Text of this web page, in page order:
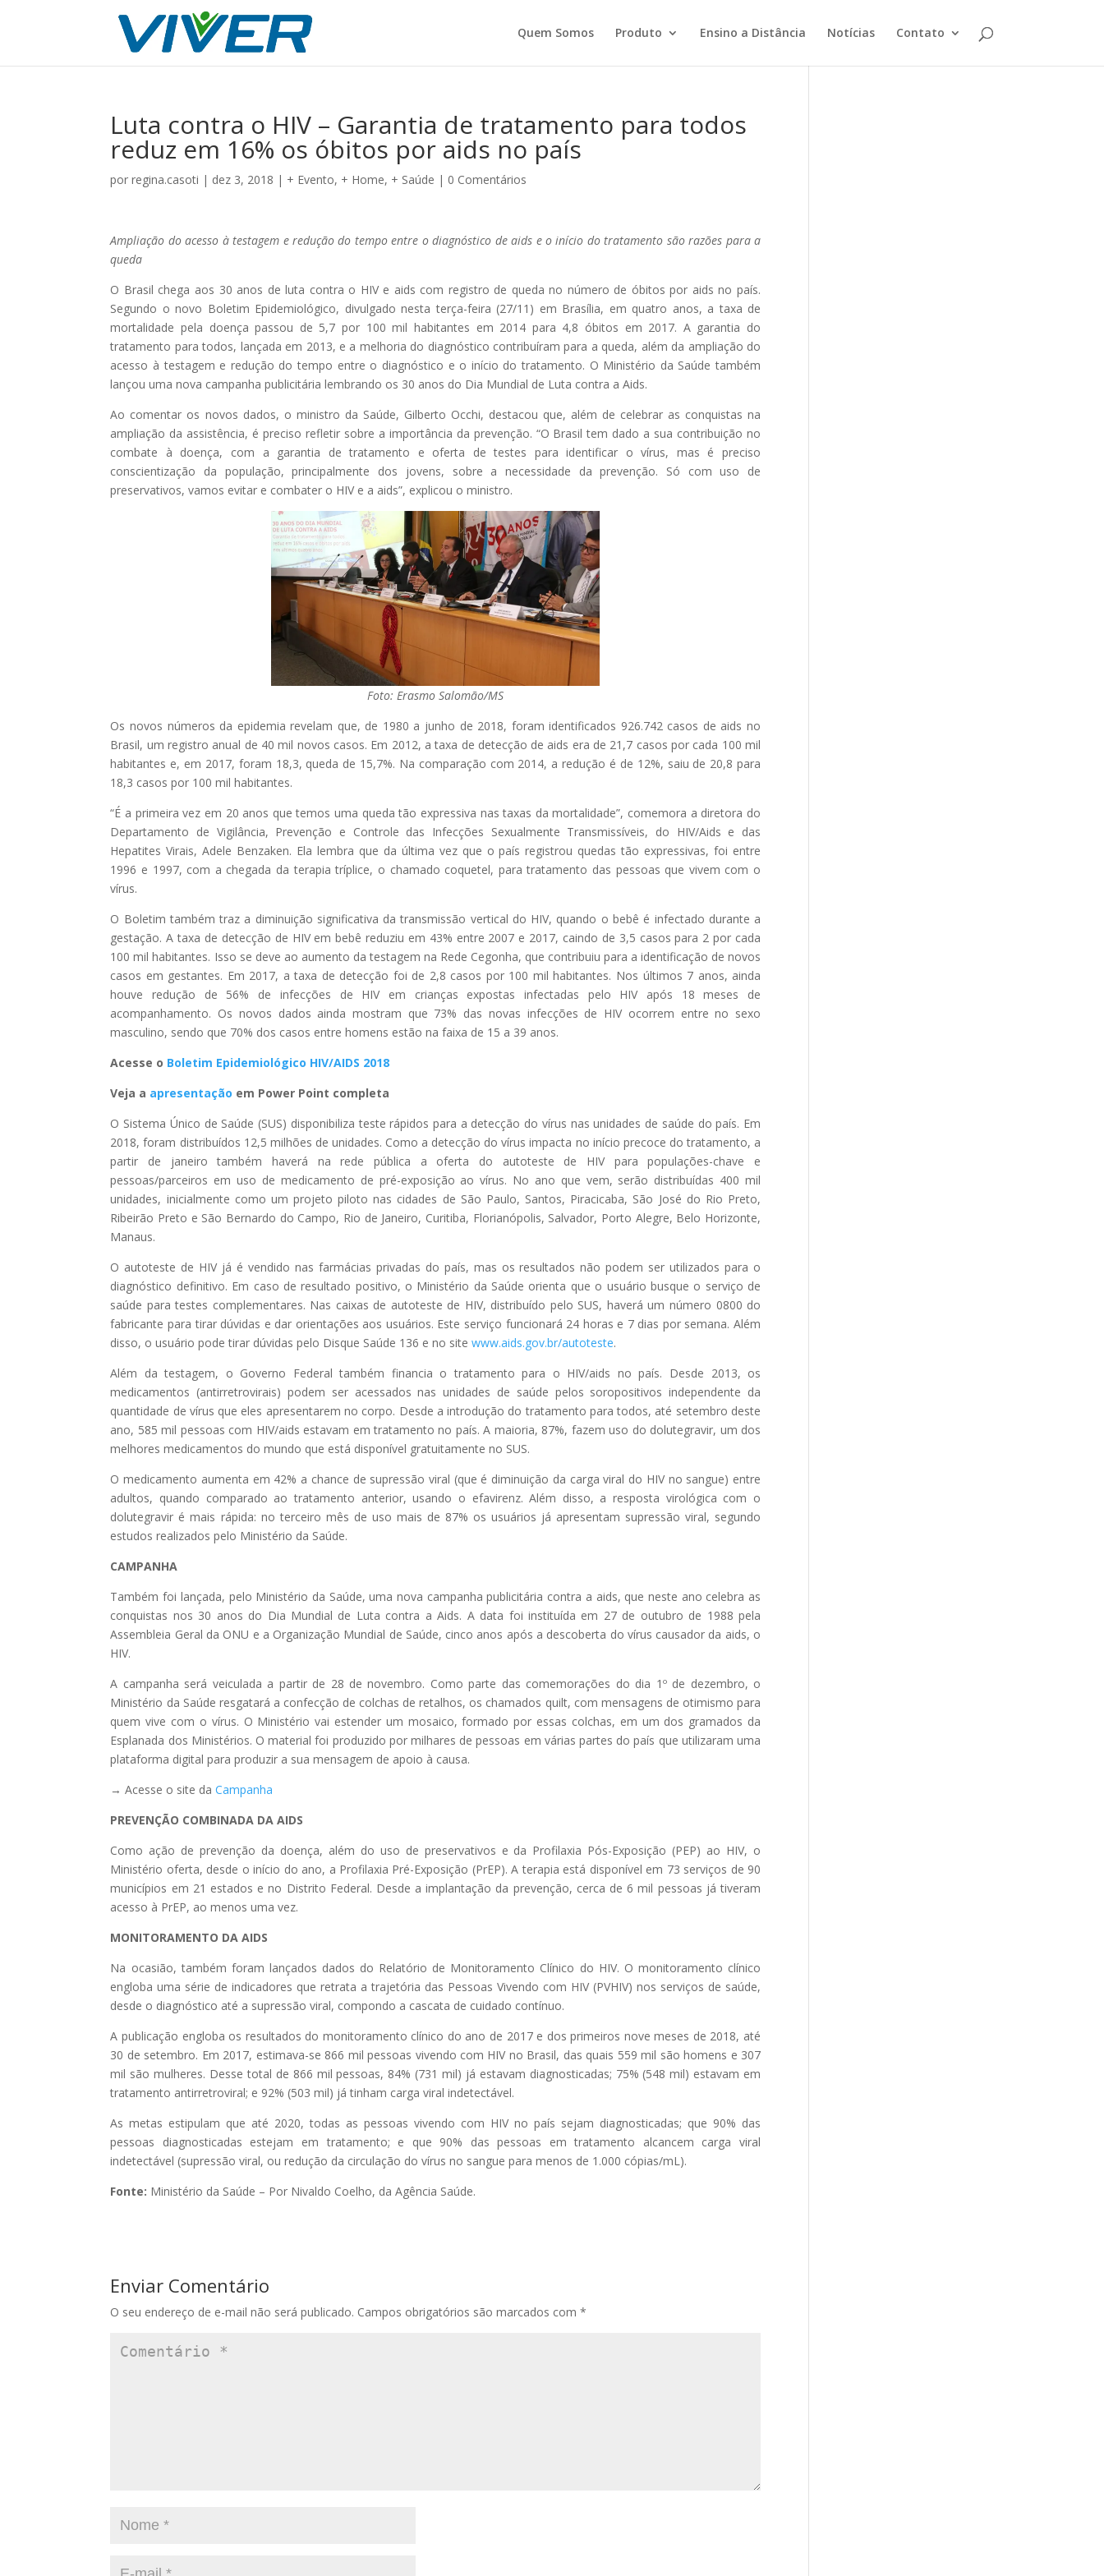
Quem Somos Produto Ensino a Distância Notícias Contato
Luta contra o HIV – Garantia de tratamento para todos
reduz em 16% os óbitos por aids no país
porregina.casoti | dez 3, 2018 | + Evento, + Home, + Saúde | 0 Comentários
Ampliação do acesso à testagem e redução do tempo entre o diagnóstico de aids e o início do tratamento são razões para a
queda
O Brasil chega aos 30 anos de luta contra o HIV e aids com registro de queda no número de óbitos por aids no país.
Segundo o novo Boletim Epidemiológico, divulgado nesta terça-feira (27/11) em Brasília, em quatro anos, a taxa de
mortalidade pela doença passou de 5,7 por 100 mil habitantes em 2014 para 4,8 óbitos em 2017. A garantia do
tratamento para todos, lançada em 2013, e a melhoria do diagnóstico contribuíram para a queda, além da ampliação do
acesso à testagem e redução do tempo entre o diagnóstico e o início do tratamento. O Ministério da Saúde também
lançou uma nova campanha publicitária lembrando os 30 anos do Dia Mundial de Luta contra a Aids.
Ao comentar os novos dados, o ministro da Saúde, Gilberto Occhi, destacou que, além de celebrar as conquistas na
ampliação da assistência, é preciso refletir sobre a importância da prevenção. “O Brasil tem dado a sua contribuição no
combate à doença, com a garantia de tratamento e oferta de testes para identificar o vírus, mas é preciso
conscientização da população, principalmente dos jovens, sobre a necessidade da prevenção. Só com uso de
preservativos, vamos evitar e combater o HIV e a aids”, explicou o ministro.
Foto: Erasmo Salomão/MS
Os novos números da epidemia revelam que, de 1980 a junho de 2018, foram identificados 926.742 casos de aids no
Brasil, um registro anual de 40 mil novos casos. Em 2012, a taxa de detecção de aids era de 21,7 casos por cada 100 mil
habitantes e, em 2017, foram 18,3, queda de 15,7%. Na comparação com 2014, a redução é de 12%, saiu de 20,8 para
18,3 casos por 100 mil habitantes.
“É a primeira vez em 20 anos que temos uma queda tão expressiva nas taxas da mortalidade”, comemora a diretora do
Departamento de Vigilância, Prevenção e Controle das Infecções Sexualmente Transmissíveis, do HIV/Aids e das
Hepatites Virais, Adele Benzaken. Ela lembra que da última vez que o país registrou quedas tão expressivas, foi entre
1996 e 1997, com a chegada da terapia tríplice, o chamado coquetel, para tratamento das pessoas que vivem com o
vírus.
O Boletim também traz a diminuição significativa da transmissão vertical do HIV, quando o bebê é infectado durante a
gestação. A taxa de detecção de HIV em bebê reduziu em 43% entre 2007 e 2017, caindo de 3,5 casos para 2 por cada
100 mil habitantes. Isso se deve ao aumento da testagem na Rede Cegonha, que contribuiu para a identificação de novos
casos em gestantes. Em 2017, a taxa de detecção foi de 2,8 casos por 100 mil habitantes. Nos últimos 7 anos, ainda
houve redução de 56% de infecções de HIV em crianças expostas infectadas pelo HIV após 18 meses de
acompanhamento. Os novos dados ainda mostram que 73% das novas infecções de HIV ocorrem entre no sexo
masculino, sendo que 70% dos casos entre homens estão na faixa de 15 a 39 anos.
Acesse o Boletim Epidemiológico HIV/AIDS 2018
Veja a apresentação em Power Point completa
O Sistema Único de Saúde (SUS) disponibiliza teste rápidos para a detecção do vírus nas unidades de saúde do país. Em
2018, foram distribuídos 12,5 milhões de unidades. Como a detecção do vírus impacta no início precoce do tratamento, a
partir de janeiro também haverá na rede pública a oferta do autoteste de HIV para populações-chave e
pessoas/parceiros em uso de medicamento de pré-exposição ao vírus. No ano que vem, serão distribuídas 400 mil
unidades, inicialmente como um projeto piloto nas cidades de São Paulo, Santos, Piracicaba, São José do Rio Preto,
Ribeirão Preto e São Bernardo do Campo, Rio de Janeiro, Curitiba, Florianópolis, Salvador, Porto Alegre, Belo Horizonte,
Manaus.
O autoteste de HIV já é vendido nas farmácias privadas do país, mas os resultados não podem ser utilizados para o
diagnóstico definitivo. Em caso de resultado positivo, o Ministério da Saúde orienta que o usuário busque o serviço de
saúde para testes complementares. Nas caixas de autoteste de HIV, distribuído pelo SUS, haverá um número 0800 do
fabricante para tirar dúvidas e dar orientações aos usuários. Este serviço funcionará 24 horas e 7 dias por semana. Além
disso, o usuário pode tirar dúvidas pelo Disque Saúde 136 e no sitewww.aids.gov.br/autoteste.
Além da testagem, o Governo Federal também financia o tratamento para o HIV/aids no país. Desde 2013, os
medicamentos (antirretrovirais) podem ser acessados nas unidades de saúde pelos soropositivos independente da
quantidade de vírus que eles apresentarem no corpo. Desde a introdução do tratamento para todos, até setembro deste
ano, 585 mil pessoas com HIV/aids estavam em tratamento no país. A maioria, 87%, fazem uso do dolutegravir, um dos
melhores medicamentos do mundo que está disponível gratuitamente no SUS.
O medicamento aumenta em 42% a chance de supressão viral (que é diminuição da carga viral do HIV no sangue) entre
adultos, quando comparado ao tratamento anterior, usando o efavirenz. Além disso, a resposta virológica com o
dolutegravir é mais rápida: no terceiro mês de uso mais de 87% os usuários já apresentam supressão viral, segundo
estudos realizados pelo Ministério da Saúde.
CAMPANHA
Também foi lançada, pelo Ministério da Saúde, uma nova campanha publicitária contra a aids, que neste ano celebra as
conquistas nos 30 anos do Dia Mundial de Luta contra a Aids. A data foi instituída em 27 de outubro de 1988 pela
Assembleia Geral da ONU e a Organização Mundial de Saúde, cinco anos após a descoberta do vírus causador da aids, o
HIV.
A campanha será veiculada a partir de 28 de novembro. Como parte das comemorações do dia 1º de dezembro, o
Ministério da Saúde resgatará a confecção de colchas de retalhos, os chamados quilt, com mensagens de otimismo para
quem vive com o vírus. O Ministério vai estender um mosaico, formado por essas colchas, em um dos gramados da
Esplanada dos Ministérios. O material foi produzido por milhares de pessoas em várias partes do país que utilizaram uma
plataforma digital para produzir a sua mensagem de apoio à causa.
→ Acesse o site daCampanha
PREVENÇÃO COMBINADA DA AIDS
Como ação de prevenção da doença, além do uso de preservativos e da Profilaxia Pós-Exposição (PEP) ao HIV, o
Ministério oferta, desde o início do ano, a Profilaxia Pré-Exposição (PrEP). A terapia está disponível em 73 serviços de 90
municípios em 21 estados e no Distrito Federal. Desde a implantação da prevenção, cerca de 6 mil pessoas já tiveram
acesso à PrEP, ao menos uma vez.
MONITORAMENTO DA AIDS
Na ocasião, também foram lançados dados do Relatório de Monitoramento Clínico do HIV. O monitoramento clínico
engloba uma série de indicadores que retrata a trajetória das Pessoas Vivendo com HIV (PVHIV) nos serviços de saúde,
desde o diagnóstico até a supressão viral, compondo a cascata de cuidado contínuo.
A publicação engloba os resultados do monitoramento clínico do ano de 2017 e dos primeiros nove meses de 2018, até
30 de setembro. Em 2017, estimava-se 866 mil pessoas vivendo com HIV no Brasil, das quais 559 mil são homens e 307
mil são mulheres. Desse total de 866 mil pessoas, 84% (731 mil) já estavam diagnosticadas; 75% (548 mil) estavam em
tratamento antirretroviral; e 92% (503 mil) já tinham carga viral indetectável.
As metas estipulam que até 2020, todas as pessoas vivendo com HIV no país sejam diagnosticadas; que 90% das
pessoas diagnosticadas estejam em tratamento; e que 90% das pessoas em tratamento alcancem carga viral
indetectável (supressão viral, ou redução da circulação do vírus no sangue para menos de 1.000 cópias/mL).
Fonte: Ministério da Saúde – Por Nivaldo Coelho, da Agência Saúde.
Enviar Comentário
O seu endereço de e-mail não será publicado. Campos obrigatórios são marcados com*